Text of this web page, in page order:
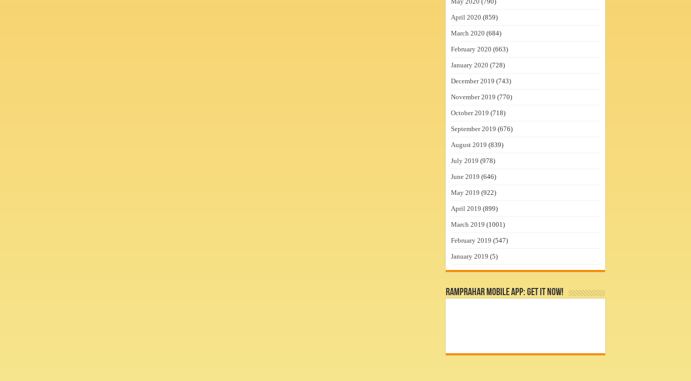
April 2020 (859)
March 2020 (684)
February 2020 (663)
January 2020 (728)
December 2019 (743)
November 2019 (770)
October 2019 (718)
September 2019 (676)
August 2019 (839)
July 2019 (978)
June 2019 (646)
May 2019 (922)
April 2019 (899)
March 2019 (1001)
February 2019 (547)
January 2019 (5)
RamPrahar Mobile App: Get it Now!